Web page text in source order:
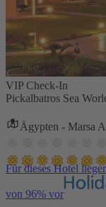
VIP Check-In
Pickalbatros Sea
Ägypten - Marsa
Für dieses Hotel
von 96% vor